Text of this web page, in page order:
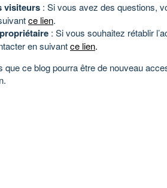
visiteurs : Si vous avez des questions,
ce lien.
: Si vous souhaitez rétablir
en suivantce lien.
que ce blog pourra être de nouveau